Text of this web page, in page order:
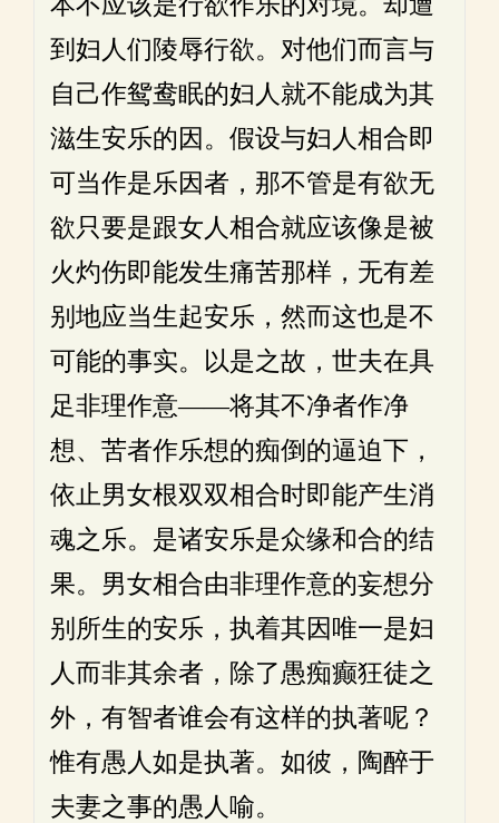
到妇人们陵辱行欲。对他们而言与
自己作鸳鸯眠的妇人就不能成为其
滋生安乐的因。假设与妇人相合即
可当作是乐因者，那不管是有欲无
欲只要是跟女人相合就应该像是被
火灼伤即能发生痛苦那样，无有差
别地应当生起安乐，然而这也是不
可能的事实。以是之故，世夫在具
足非理作意——将其不净者作净
想、苦者作乐想的痴倒的逼迫下，
依止男女根双双相合时即能产生消
魂之乐。是诸安乐是众缘和合的结
果。男女相合由非理作意的妄想分
别所生的安乐，执着其因唯一是妇
人而非其余者，除了愚痴癫狂徒之
外，有智者谁会有这样的执著呢？
惟有愚人如是执著。如彼，陶醉于
夫妻之事的愚人喻。